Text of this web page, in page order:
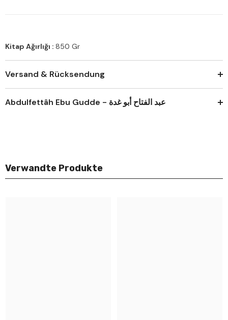
Kitap Ağırlığı : 850 Gr
Versand & Rücksendung
Abdulfettâh Ebu Gudde - عبد الفتاح أبو غدة
Verwandte Produkte